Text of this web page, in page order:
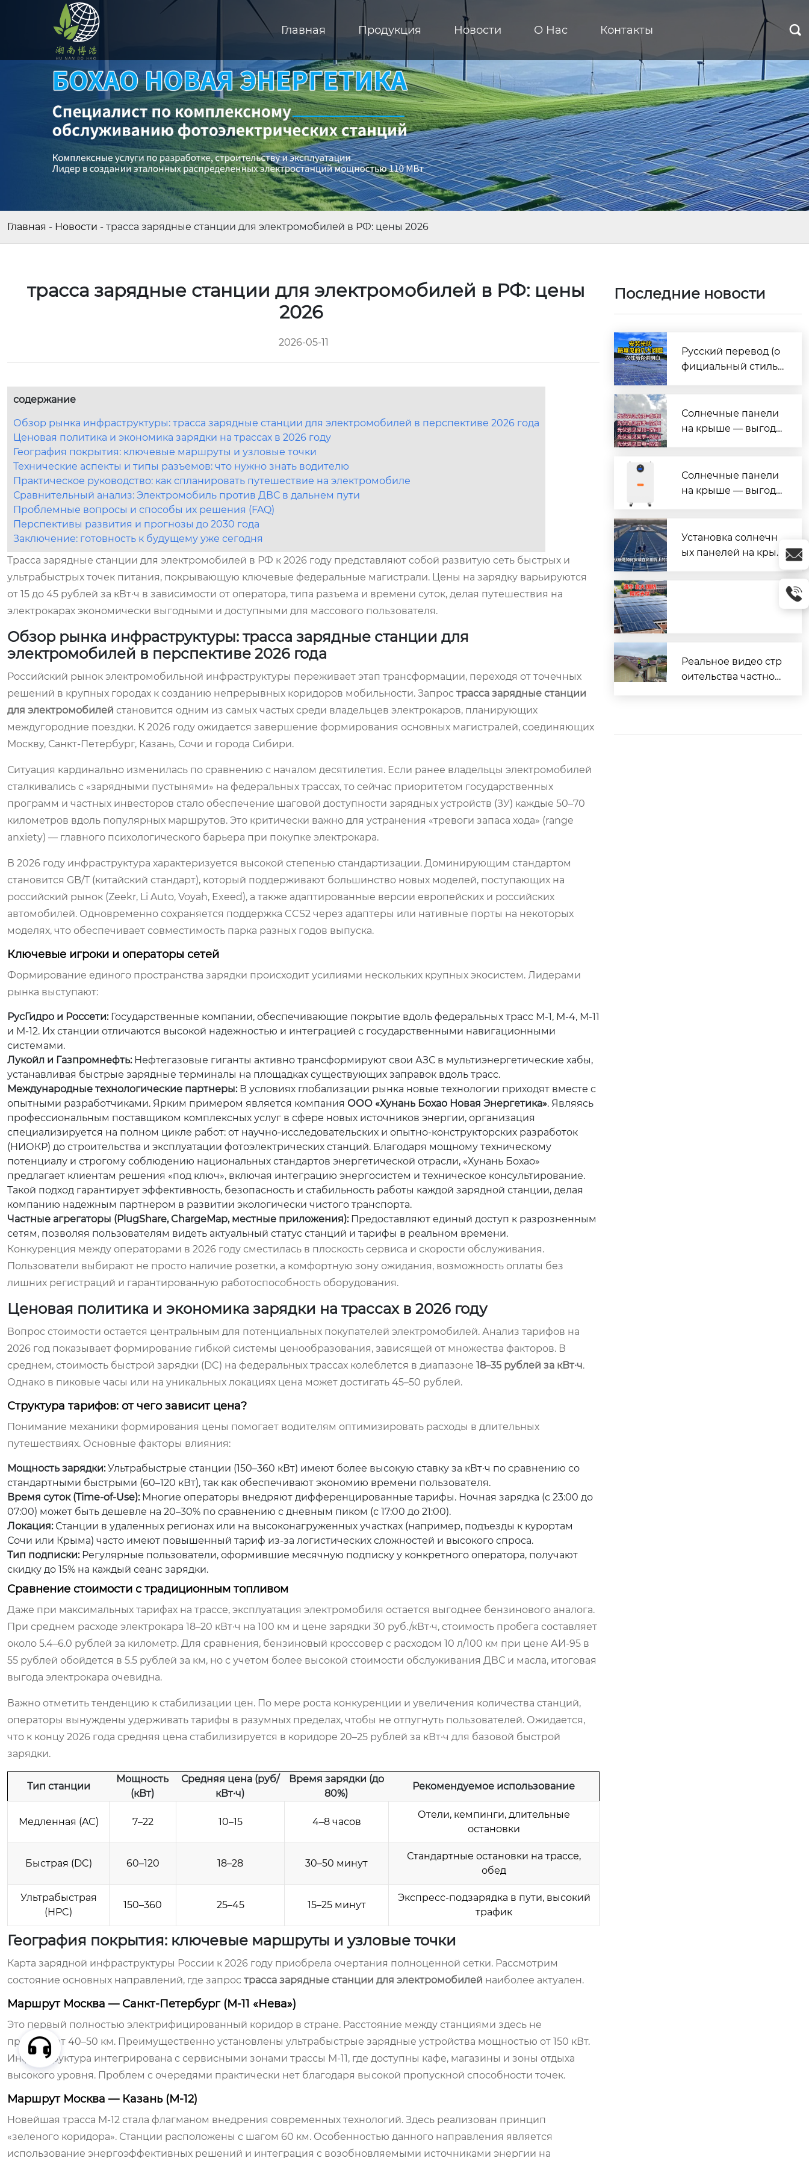
Главная Продукция Новости О Нас Контакты 
Главная - Новости - трасса зарядные станции для электромобилей в РФ: цены 2026
трасса зарядные станции для электромобилей в РФ: цены
2026
2026-05-11
содержание
Обзор рынка инфраструктуры: трасса зарядные станции для электромобилей в перспективе 2026 года
Ценовая политика и экономика зарядки на трассах в 2026 году
География покрытия: ключевые маршруты и узловые точки
Технические аспекты и типы разъемов: что нужно знать водителю
Практическое руководство: как спланировать путешествие на электромобиле
Сравнительный анализ: Электромобиль против ДВС в дальнем пути
Проблемные вопросы и способы их решения (FAQ)
Перспективы развития и прогнозы до 2030 года
Заключение: готовность к будущему уже сегодня
Трасса зарядные станции для электромобилей в РФ к 2026 году представляют собой развитую сеть быстрых и
ультрабыстрых точек питания, покрывающую ключевые федеральные магистрали. Цены на зарядку варьируются
от 15 до 45 рублей за кВт·ч в зависимости от оператора, типа разъема и времени суток, делая путешествия на
электрокарах экономически выгодными и доступными для массового пользователя.
Обзор рынка инфраструктуры: трасса зарядные станции для
электромобилей в перспективе 2026 года
Российский рынок электромобильной инфраструктуры переживает этап трансформации, переходя от точечных
решений в крупных городах к созданию непрерывных коридоров мобильности. Запрос трасса зарядные станции
для электромобилей становится одним из самых частых среди владельцев электрокаров, планирующих
междугородние поездки. К 2026 году ожидается завершение формирования основных магистралей, соединяющих
Москву, Санкт-Петербург, Казань, Сочи и города Сибири.
Ситуация кардинально изменилась по сравнению с началом десятилетия. Если ранее владельцы электромобилей
сталкивались с «зарядными пустынями» на федеральных трассах, то сейчас приоритетом государственных
программ и частных инвесторов стало обеспечение шаговой доступности зарядных устройств (ЗУ) каждые 50–70
километров вдоль популярных маршрутов. Это критически важно для устранения «тревоги запаса хода» (range
anxiety) — главного психологического барьера при покупке электрокара.
В 2026 году инфраструктура характеризуется высокой степенью стандартизации. Доминирующим стандартом
становится GB/T (китайский стандарт), который поддерживают большинство новых моделей, поступающих на
российский рынок (Zeekr, Li Auto, Voyah, Exeed), а также адаптированные версии европейских и российских
автомобилей. Одновременно сохраняется поддержка CCS2 через адаптеры или нативные порты на некоторых
моделях, что обеспечивает совместимость парка разных годов выпуска.
Ключевые игроки и операторы сетей
Формирование единого пространства зарядки происходит усилиями нескольких крупных экосистем. Лидерами
рынка выступают:
РусГидро и Россети:Государственные компании, обеспечивающие покрытие вдоль федеральных трасс М-1, М-4, М-11
и М-12. Их станции отличаются высокой надежностью и интеграцией с государственными навигационными
системами.
Лукойл и Газпромнефть:Нефтегазовые гиганты активно трансформируют свои АЗС в мультиэнергетические хабы,
устанавливая быстрые зарядные терминалы на площадках существующих заправок вдоль трасс.
Международные технологические партнеры:В условиях глобализации рынка новые технологии приходят вместе с
опытными разработчиками. Ярким примером является компания ООО «Хунань Бохао Новая Энергетика». Являясь
профессиональным поставщиком комплексных услуг в сфере новых источников энергии, организация
специализируется на полном цикле работ: от научно-исследовательских и опытно-конструкторских разработок
(НИОКР) до строительства и эксплуатации фотоэлектрических станций. Благодаря мощному техническому
потенциалу и строгому соблюдению национальных стандартов энергетической отрасли, «Хунань Бохао»
предлагает клиентам решения «под ключ», включая интеграцию энергосистем и техническое консультирование.
Такой подход гарантирует эффективность, безопасность и стабильность работы каждой зарядной станции, делая
компанию надежным партнером в развитии экологически чистого транспорта.
Частные агрегаторы (PlugShare, ChargeMap, местные приложения):Предоставляют единый доступ к разрозненным
сетям, позволяя пользователям видеть актуальный статус станций и тарифы в реальном времени.
Конкуренция между операторами в 2026 году сместилась в плоскость сервиса и скорости обслуживания.
Пользователи выбирают не просто наличие розетки, а комфортную зону ожидания, возможность оплаты без
лишних регистраций и гарантированную работоспособность оборудования.
Ценовая политика и экономика зарядки на трассах в 2026 году
Вопрос стоимости остается центральным для потенциальных покупателей электромобилей. Анализ тарифов на
2026 год показывает формирование гибкой системы ценообразования, зависящей от множества факторов. В
среднем, стоимость быстрой зарядки (DC) на федеральных трассах колеблется в диапазоне 18–35 рублей за кВт·ч.
Однако в пиковые часы или на уникальных локациях цена может достигать 45–50 рублей.
Структура тарифов: от чего зависит цена?
Понимание механики формирования цены помогает водителям оптимизировать расходы в длительных
путешествиях. Основные факторы влияния:
Мощность зарядки:Ультрабыстрые станции (150–360 кВт) имеют более высокую ставку за кВт·ч по сравнению со
стандартными быстрыми (60–120 кВт), так как обеспечивают экономию времени пользователя.
Время суток (Time-of-Use):Многие операторы внедряют дифференцированные тарифы. Ночная зарядка (с 23:00 до
07:00) может быть дешевле на 20–30% по сравнению с дневным пиком (с 17:00 до 21:00).
Локация:Станции в удаленных регионах или на высоконагруженных участках (например, подъезды к курортам
Сочи или Крыма) часто имеют повышенный тариф из-за логистических сложностей и высокого спроса.
Тип подписки:Регулярные пользователи, оформившие месячную подписку у конкретного оператора, получают
скидку до 15% на каждый сеанс зарядки.
Сравнение стоимости с традиционным топливом
Даже при максимальных тарифах на трассе, эксплуатация электромобиля остается выгоднее бензинового аналога.
При среднем расходе электрокара 18–20 кВт·ч на 100 км и цене зарядки 30 руб./кВт·ч, стоимость пробега составляет
около 5.4–6.0 рублей за километр. Для сравнения, бензиновый кроссовер с расходом 10 л/100 км при цене АИ-95 в
55 рублей обойдется в 5.5 рублей за км, но с учетом более высокой стоимости обслуживания ДВС и масла, итоговая
выгода электрокара очевидна.
Важно отметить тенденцию к стабилизации цен. По мере роста конкуренции и увеличения количества станций,
операторы вынуждены удерживать тарифы в разумных пределах, чтобы не отпугнуть пользователей. Ожидается,
что к концу 2026 года средняя цена стабилизируется в коридоре 20–25 рублей за кВт·ч для базовой быстрой
зарядки.
Тип станции
Мощность
(кВт)
Средняя цена (руб/
кВт·ч)
Время зарядки (до
80%)
Рекомендуемое использование
Медленная (AC) 7–22 10–15 4–8 часов
Отели, кемпинги, длительные
остановки
Быстрая (DC) 60–120 18–28 30–50 минут
Стандартные остановки на трассе,
обед
Ультрабыстрая
(HPC)
150–360 25–45 15–25 минут
Экспресс-подзарядка в пути, высокий
трафик
География покрытия: ключевые маршруты и узловые точки
Карта зарядной инфраструктуры России к 2026 году приобрела очертания полноценной сетки. Рассмотрим
состояние основных направлений, где запрос трасса зарядные станции для электромобилей наиболее актуален.
Маршрут Москва — Санкт-Петербург (М-11 «Нева»)
Это первый полностью электрифицированный коридор в стране. Расстояние между станциями здесь не
превышает 40–50 км. Преимущественно установлены ультрабыстрые зарядные устройства мощностью от 150 кВт.
Инфраструктура интегрирована с сервисными зонами трассы М-11, где доступны кафе, магазины и зоны отдыха
высокого уровня. Проблем с очередями практически нет благодаря высокой пропускной способности точек.
Маршрут Москва — Казань (М-12)
Новейшая трасса М-12 стала флагманом внедрения современных технологий. Здесь реализован принцип
«зеленого коридора». Станции расположены с шагом 60 км. Особенностью данного направления является
использование энергоэффективных решений и интеграция с возобновляемыми источниками энергии на
Последние новости
Русский перевод (о
фициальный стиль,
ошюры)
Солнечные панели
на крыше — выгода
Солнечные панели
на крыше — выгода
Установка солнечн
ых панелей на кры
(металлочерепицы)
Реальное видео стр
оительства частног